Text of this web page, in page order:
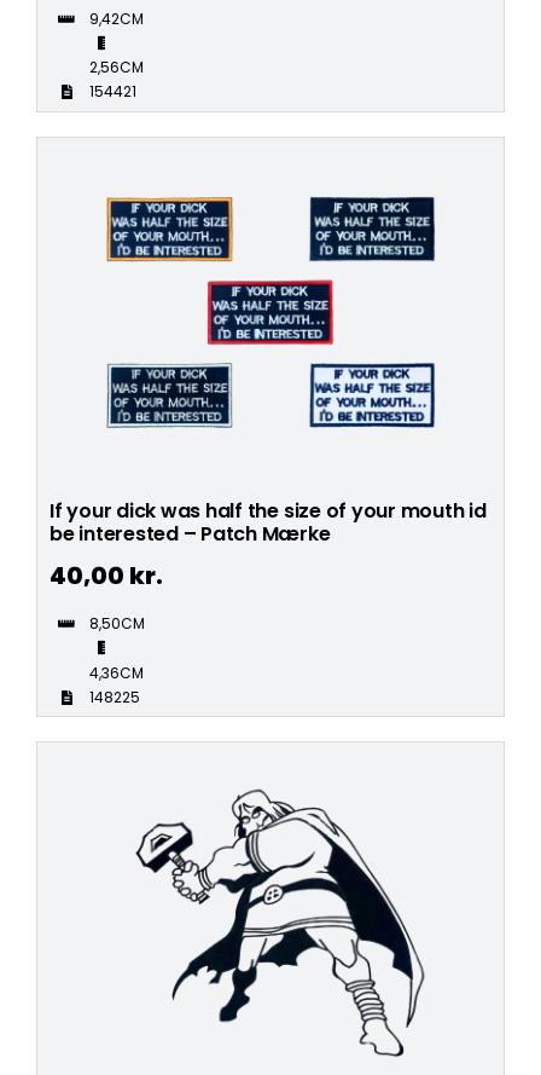
9,42CM
2,56CM
154421
If your dick was half the size of your mouth id
be interested – Patch Mærke
40,00 kr.
8,50CM
4,36CM
148225